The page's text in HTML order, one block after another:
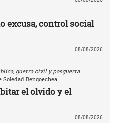
excusa, control social
08/08/2026
guerra civil y posguerra
Bengoechea
el olvido y el
08/08/2026